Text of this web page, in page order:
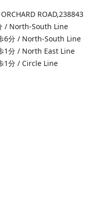
ROAD,238843
/ North-South Line
6分 / North-South Line
1分 / North East Line
1分 / Circle Line